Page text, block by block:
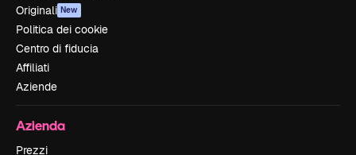
Originali New
Politica dei cookie
Centro di fiducia
Affiliati
Aziende
Azienda
Prezzi